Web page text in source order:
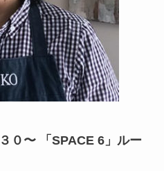
０〜 「SPACE 6」ルー